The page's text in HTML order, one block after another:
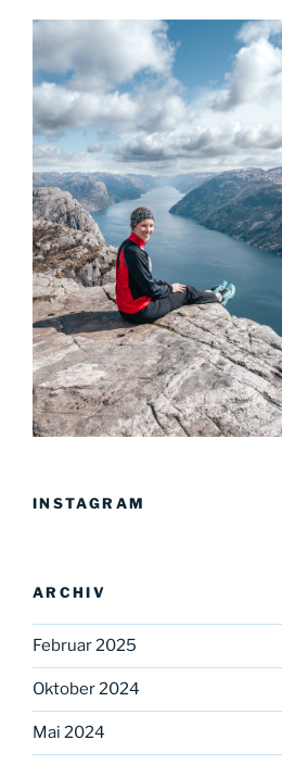
INSTAGRAM
ARCHIV
Februar 2025
Oktober 2024
Mai 2024